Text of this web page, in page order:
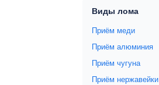
Виды лома
Приём меди
Приём алюминия
Приём чугуна
Приём нержавейки